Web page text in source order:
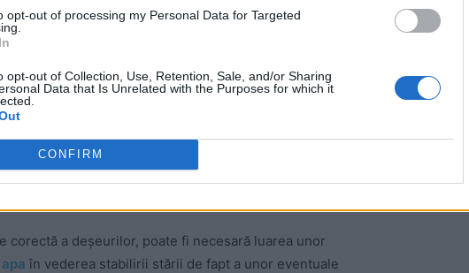
opt-out of processing my Personal Data for Targeted
opt-out of Collection, Use, Retention, Sale, and/or Sharing
Data that Is Unrelated with the Purposes for which it
CONFIRM
de colectare, transport, recuperare, reciclare și
sens larg, managementul deșeurilor se referă la
deșeurilor, de la producție până la tratarea
gestionări ineficiente a
a deșeurilor, poate fi necesară luarea unor
în vederea stabilirii stării de fapt a unor eventuale
Altul